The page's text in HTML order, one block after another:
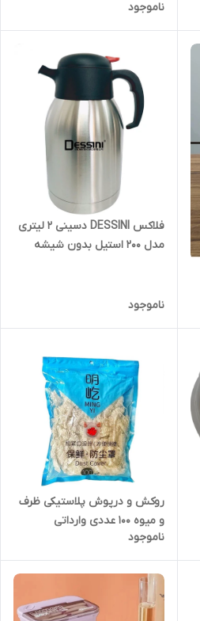
ناموجود
فلاکس DESSINI دسینی ۲ لیتری
مدل ۲۰۰ استیل بدون شیشه
ناموجود
روکش و درپوش پلاستیکی ظرف
و میوه ۱۰۰ عددی وارداتی
ناموجود